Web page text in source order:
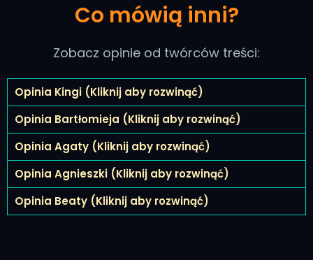
Co mówią inni?
Zobacz opinie od twórców treści:
Opinia Kingi (Kliknij aby rozwinąć)
Opinia Bartłomieja (Kliknij aby rozwinąć)
Opinia Agaty (Kliknij aby rozwinąć)
Opinia Agnieszki (Kliknij aby rozwinąć)
Opinia Beaty (Kliknij aby rozwinąć)